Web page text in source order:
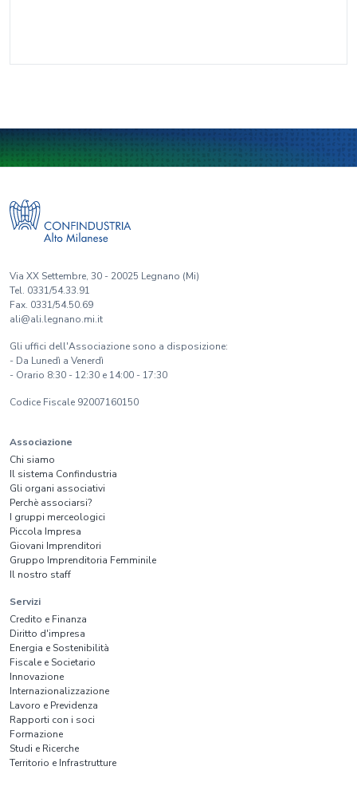
Via XX Settembre, 30 - 20025 Legnano (Mi)
Tel. 0331/54.33.91
Fax. 0331/54.50.69
ali@ali.legnano.mi.it
Gli uffici dell'Associazione sono a disposizione:
- Da Lunedì a Venerdì
- Orario 8:30 - 12:30 e 14:00 - 17:30
Codice Fiscale 92007160150
Associazione
Chi siamo
Il sistema Confindustria
Gli organi associativi
Perchè associarsi?
I gruppi merceologici
Piccola Impresa
Giovani Imprenditori
Gruppo Imprenditoria Femminile
Il nostro staff
Servizi
Credito e Finanza
Diritto d'impresa
Energia e Sostenibilità
Fiscale e Societario
Innovazione
Internazionalizzazione
Lavoro e Previdenza
Rapporti con i soci
Formazione
Studi e Ricerche
Territorio e Infrastrutture